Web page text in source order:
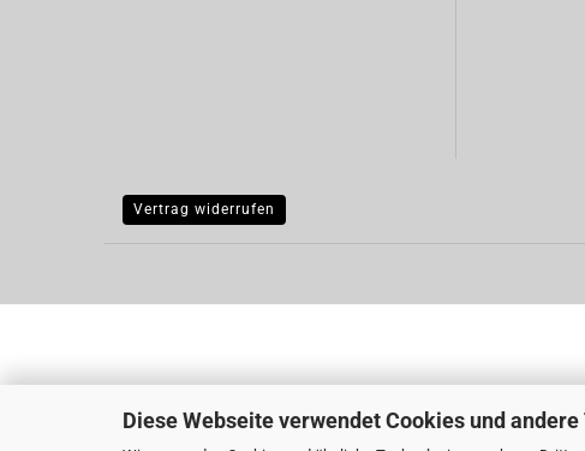
Diese Webseite verwendet Cookies und
Vertrag widerrufen